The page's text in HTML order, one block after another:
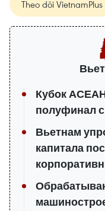
Theo dõi VietnamPlus
Кубок
полуфинал с
Вьетнам
капитала